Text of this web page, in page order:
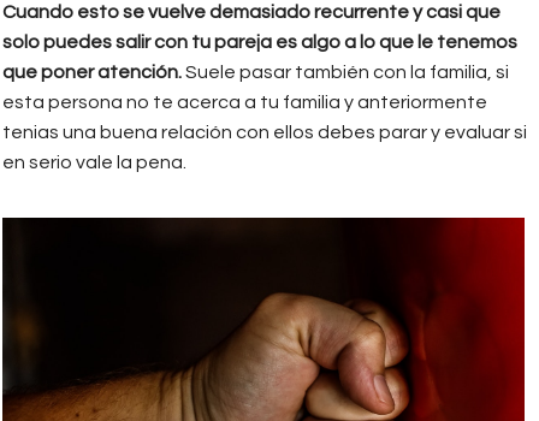
Cuando esto se vuelve demasiado recurrente y casi que
solo puedes salir con tu pareja es algo a lo que le tenemos
que poner atención.Suele pasar también con la familia, si
esta persona no te acerca a tu familia y anteriormente
tenias una buena relación con ellos debes parar y evaluar si
en serio vale la pena.